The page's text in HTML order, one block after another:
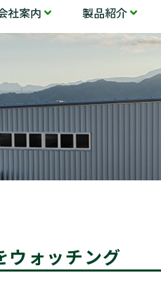
社案内 製品紹介
ウォッチング